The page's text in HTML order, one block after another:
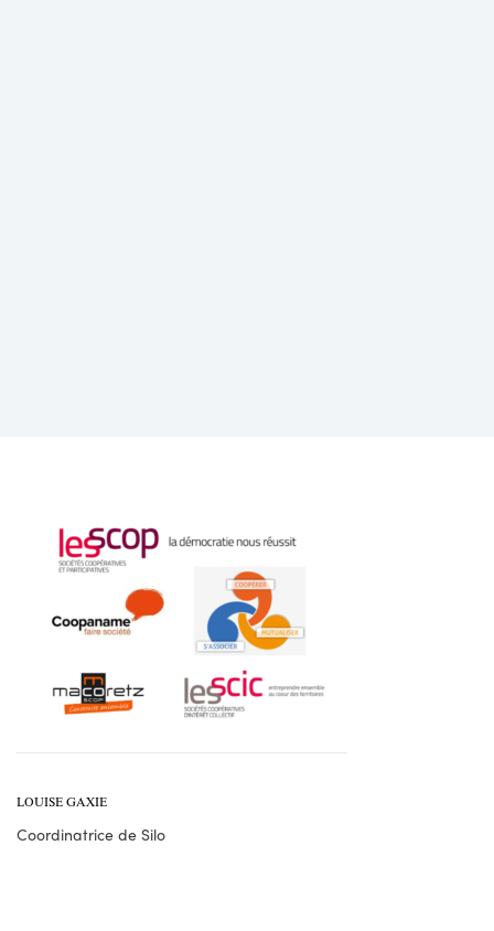
LOUISE GAXIE
Coordinatrice de Silo